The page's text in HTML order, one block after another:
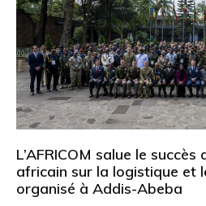
L’AFRICOM salue le
africain sur la logistique et
organisé à Addis-Abeba